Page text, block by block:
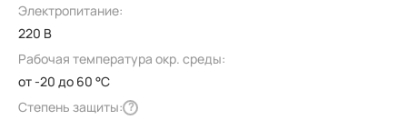
Электропитание:
220 В
Рабочая температура окр. среды:
от -20 до 60 °C
Степень защиты: ?